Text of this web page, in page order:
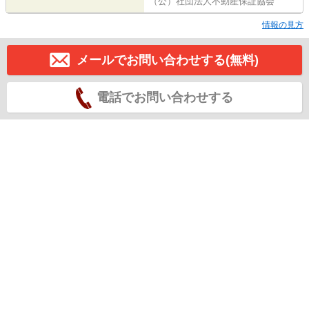
情報の見方
メールでお問い合わせする(無料)
電話でお問い合わせする